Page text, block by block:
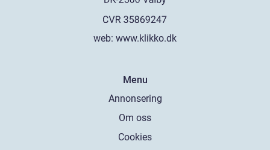
web: www.klikko.dk
Menu
Annonsering
Om oss
Cookies